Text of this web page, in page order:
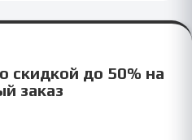
скидкой до 50% на
заказ